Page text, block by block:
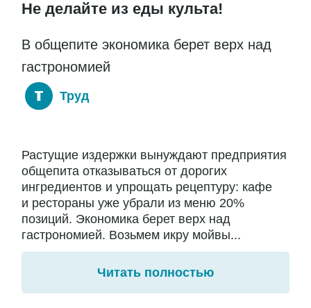
Не делайте из еды культа!
В общепите экономика берет верх над
гастрономией
Труд
Растущие издержки вынуждают предприятия
общепита отказываться от дорогих
ингредиентов и упрощать рецептуру: кафе
и рестораны уже убрали из меню 20%
позиций. Экономика берет верх над
гастрономией. Возьмем икру мойвы...
Читать полностью